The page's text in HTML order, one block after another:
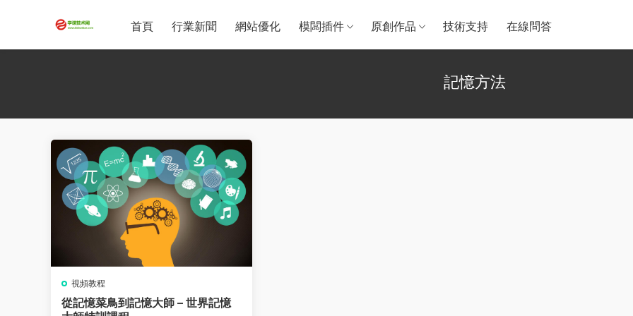
首頁 行業新聞 網站優化 模闆插件 原創作品 技術支持 在線問答
記憶方法
視頻教程
從記憶菜鳥到記憶大師 – 世界記憶